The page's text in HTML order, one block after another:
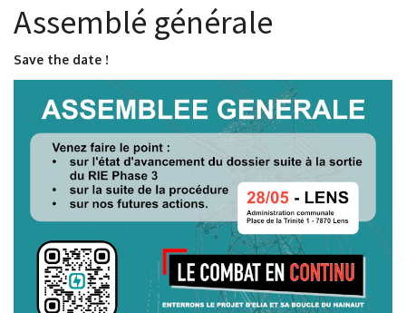
Assemblé générale
Save the date !